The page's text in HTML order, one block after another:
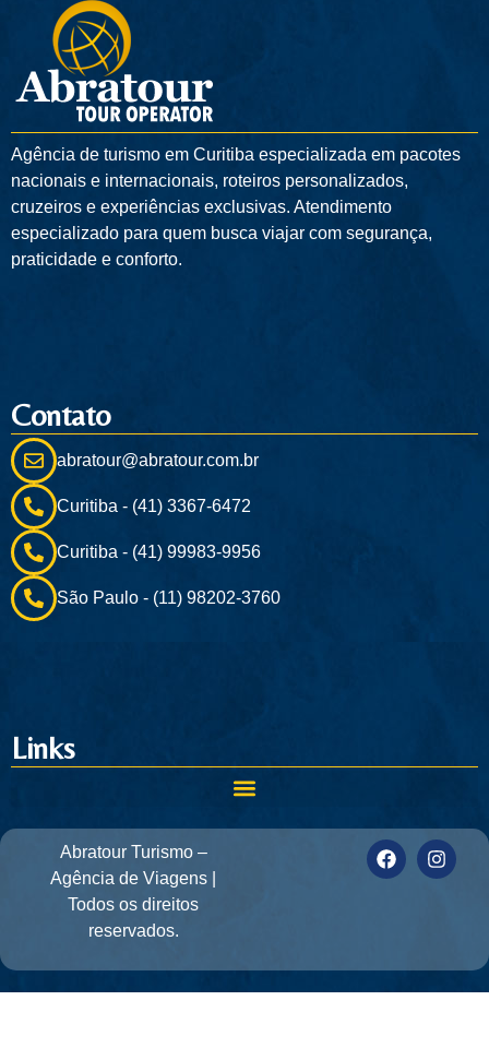
Agência de turismo em Curitiba especializada em pacotes
nacionais e internacionais, roteiros personalizados,
cruzeiros e experiências exclusivas. Atendimento
especializado para quem busca viajar com segurança,
praticidade e conforto.
Contato
abratour@abratour.com.br
Curitiba - (41) 3367-6472
Curitiba - (41) 99983-9956
São Paulo - (11) 98202-3760
Links
Abratour Turismo –
Agência de Viagens |
Todos os direitos
reservados.